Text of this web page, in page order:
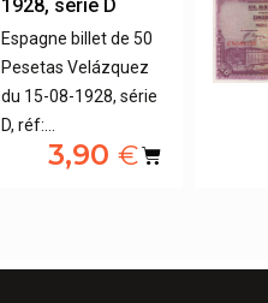
1928, série D
Espagne billet de 50
Pesetas Velázquez
du 15-08-1928, série
D, réf:…
3,90 €